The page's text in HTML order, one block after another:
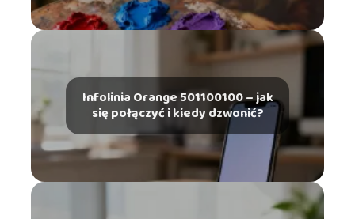
Infolinia Orange 501100100 – jak
się połączyć i kiedy dzwonić?